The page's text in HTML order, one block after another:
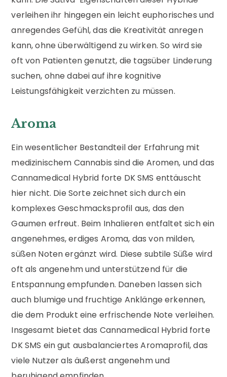
verleihen ihr hingegen ein leicht euphorisches und
anregendes Gefühl, das die Kreativität anregen
kann, ohne überwältigend zu wirken. So wird sie
oft von Patienten genutzt, die tagsüber Linderung
suchen, ohne dabei auf ihre kognitive
Leistungsfähigkeit verzichten zu müssen.
Aroma
Ein wesentlicher Bestandteil der Erfahrung mit
medizinischem Cannabis sind die Aromen, und das
Cannamedical Hybrid forte DK SMS enttäuscht
hier nicht. Die Sorte zeichnet sich durch ein
komplexes Geschmacksprofil aus, das den
Gaumen erfreut. Beim Inhalieren entfaltet sich ein
angenehmes, erdiges Aroma, das von milden,
süßen Noten ergänzt wird. Diese subtile Süße wird
oft als angenehm und unterstützend für die
Entspannung empfunden. Daneben lassen sich
auch blumige und fruchtige Anklänge erkennen,
die dem Produkt eine erfrischende Note verleihen.
Insgesamt bietet das Cannamedical Hybrid forte
DK SMS ein gut ausbalanciertes Aromaprofil, das
viele Nutzer als äußerst angenehm und